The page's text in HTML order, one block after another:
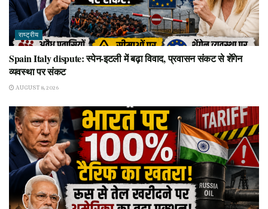
राष्ट्रीय
Spain Italy dispute: स्पेन-इटली में बढ़ा विवाद, प्रवासन संकट से शेंगेन
व्यवस्था पर संकट
AUGUST 8, 2026